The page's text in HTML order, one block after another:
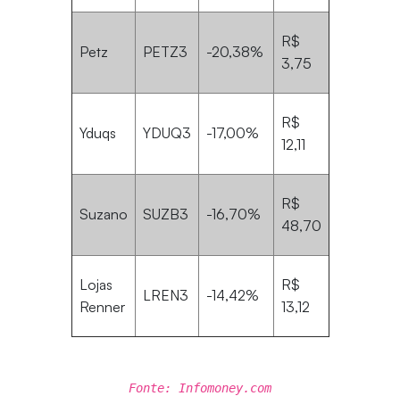
Petz PETZ3 -20,38%
R$
3,75
Yduqs YDUQ3 -17,00%
R$
12,11
Suzano SUZB3 -16,70%
R$
48,70
Lojas
Renner
LREN3 -14,42%
R$
13,12
Fonte: Infomoney.com